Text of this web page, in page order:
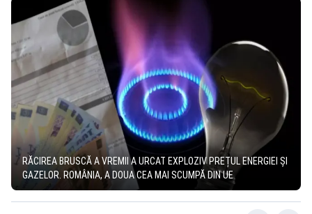
RĂCIREA BRUSCĂ A VREMII A URCAT EXPLOZIV PREȚUL ENERGIEI ȘI
GAZELOR. ROMÂNIA, A DOUA CEA MAI SCUMPĂ DIN UE